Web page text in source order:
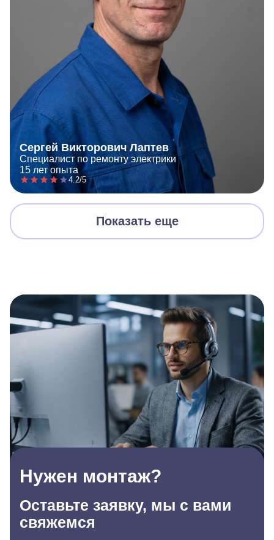
Сергей Викторович Лаптев
Специалист по ремонту электрики
15 лет опыта
4.2/5
Показать еще
Нужен монтаж?
Оставьте заявку, мы с вами
свяжемся